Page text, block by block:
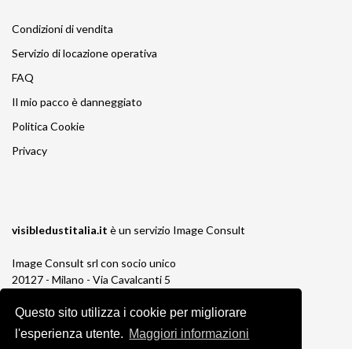
Questo sito utilizza i cookie per migliorare
l'esperienza utente. Maggiori informazioni
Condizioni di vendita
Servizio di locazione operativa
FAQ
Il mio pacco è danneggiato
Politica Cookie
Privacy
visibledustitalia.it è un servizio Image Consult
Image Consult srl con socio unico
20127 - Milano - Via Cavalcanti 5
P.IVA e C.F. 03383650961
REA 1673647 CCIAA Milano Monza Brianza